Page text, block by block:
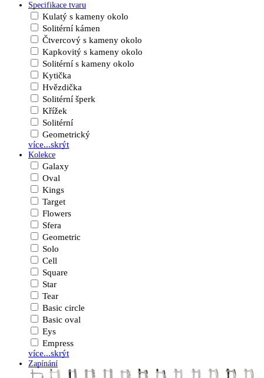
Specifikace tvaru
Kulatý s kameny okolo
Solitérní kámen
Čtvercový s kameny okolo
Kapkovitý s kameny okolo
Solitérní s kameny okolo
Kytička
Hvězdička
Solitérní šperk
Křížek
Solitérní
Geometrický
více...skrýt
Kolekce
Galaxy
Oval
Kings
Target
Flowers
Sfera
Geometric
Solo
Cell
Square
Star
Tear
Basic circle
Basic oval
Eys
Empress
více...skrýt
Zapínání